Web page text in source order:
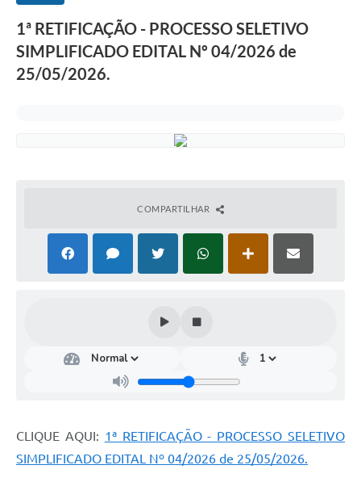
1ª RETIFICAÇÃO - PROCESSO SELETIVO
SIMPLIFICADO EDITAL Nº 04/2026 de
25/05/2026.
COMPARTILHAR
CLIQUE AQUI: 1ª RETIFICAÇÃO - PROCESSO SELETIVO
SIMPLIFICADO EDITAL Nº 04/2026 de 25/05/2026.